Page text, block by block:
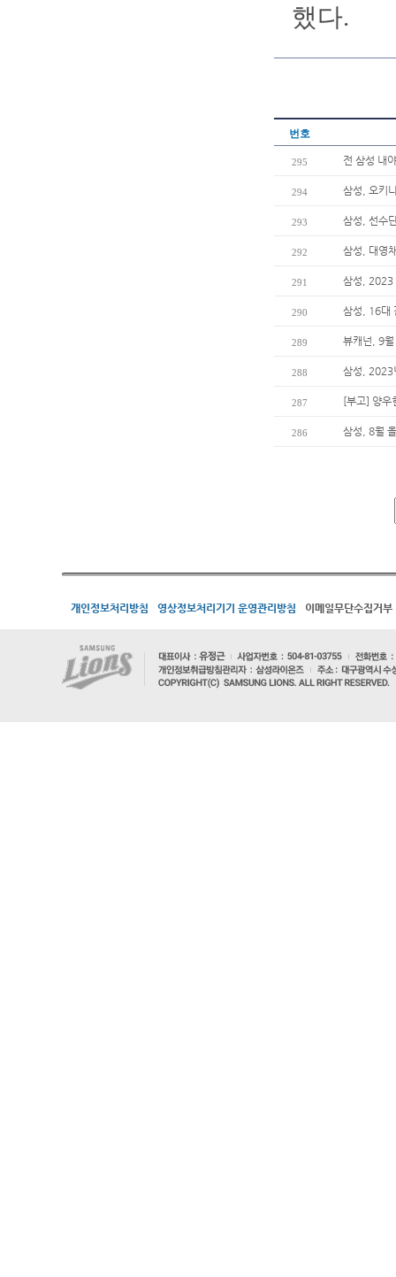
했다.
번호
295 전 삼성 내
294 삼성, 오키
293 삼성, 선수
292 삼성, 대영
291 삼성, 2023
290 삼성, 16대
289 뷰캐넌, 9
288 삼성, 2023
287 [부고] 양우
286 삼성, 8월
개인정보처리방침 영상정보처리기기 운영관리방침 이메일무단수집거부